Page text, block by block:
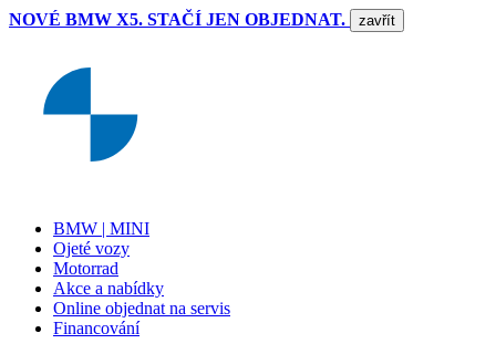
NOVÉ BMW X5. STAČÍ JEN OBJEDNAT. zavřít
BMW | MINI
Ojeté vozy
Motorrad
Akce a nabídky
Online objednat na servis
Financování